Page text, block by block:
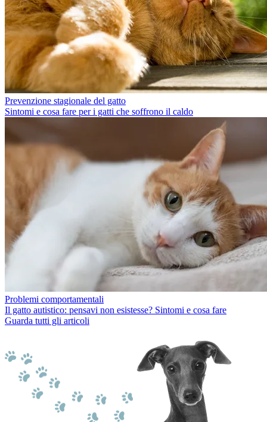
Prevenzione stagionale del gatto
Sintomi e cosa fare per i gatti che soffrono il caldo
Problemi comportamentali
Il gatto autistico: pensavi non esistesse? Sintomi e cosa fare
Guarda tutti gli articoli